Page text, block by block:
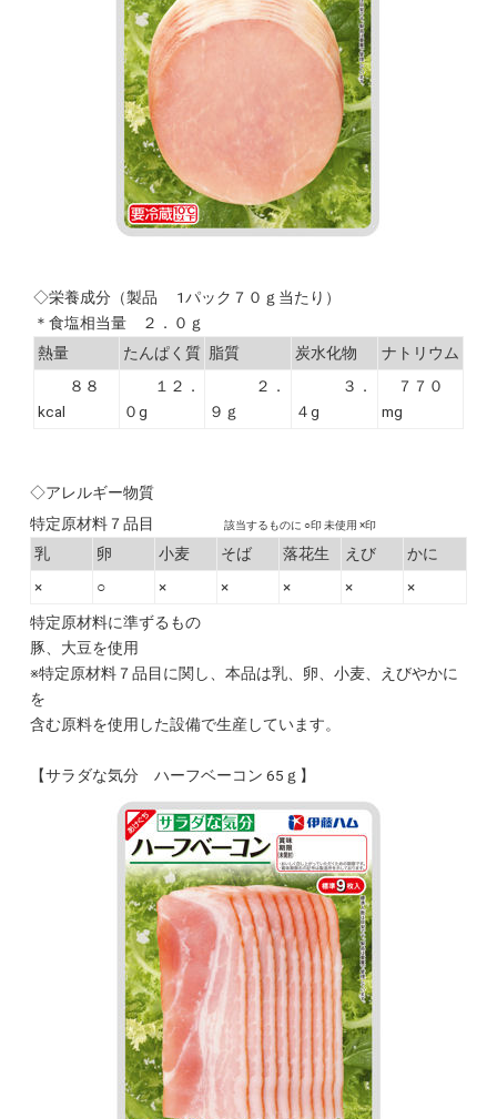
◇栄養成分（製品 1パック７０ｇ当たり）
＊食塩相当量 ２．０ｇ
熱量
たんぱく質 脂質 炭水化物
ナトリウム
８８
kcal
１２．
０g
２．
９ｇ
３．
４g
７７０
mg
◇アレルギー物質
特定原材料７品目
該当するものに ○印 未使用 ×印
乳 卵 小麦 そば 落花生 えび
かに
×
○ × × × ×
×
特定原材料に準ずるもの
豚、大豆を使用
※特定原材料７品目に関し、本品は乳、卵、小麦、えびやかに
を
含む原料を使用した設備で生産しています。
【サラダな気分 ハーフベーコン 65ｇ】